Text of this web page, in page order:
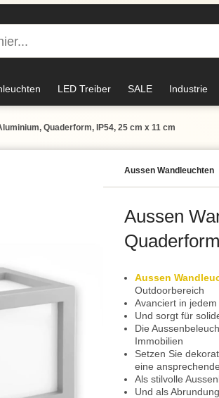
LED Treiber SALE Industrie
Quaderform, IP54, 25 cm x 11 cm
Aussen Wandleuchten
Aussen
Aussen
Outdoorbereich
Avanciert in
Und sorgt für
Die
Immobilien
Setzen Sie
eine
Als stilvolle
Und als